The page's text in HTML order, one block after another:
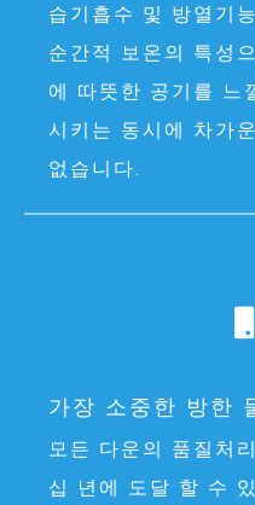
습기흡수 및 방열기
순간적 보온의 특성
에 따뜻한 공기를 느
시키는 동시에 차가
없습니다.
가장 소중한 방한
모든 다운의 품질처
십 년에 도달 할 수